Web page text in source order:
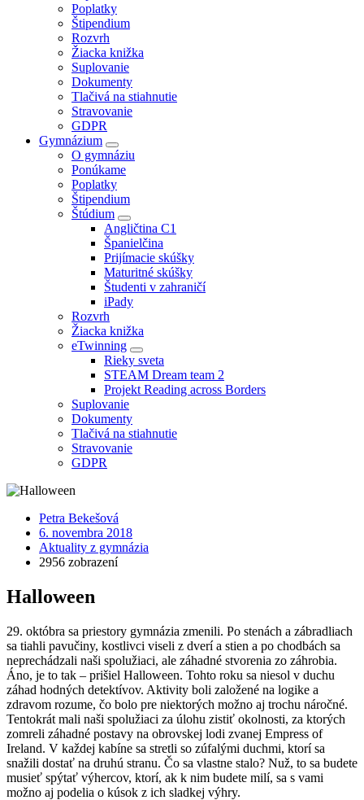
Poplatky
Štipendium
Rozvrh
Žiacka knižka
Suplovanie
Dokumenty
Tlačivá na stiahnutie
Stravovanie
GDPR
Gymnázium
O gymnáziu
Ponúkame
Poplatky
Štipendium
Štúdium
Angličtina C1
Španielčina
Prijímacie skúšky
Maturitné skúšky
Študenti v zahraničí
iPady
Rozvrh
Žiacka knižka
eTwinning
Rieky sveta
STEAM Dream team 2
Projekt Reading across Borders
Suplovanie
Dokumenty
Tlačivá na stiahnutie
Stravovanie
GDPR
Petra Bekešová
6. novembra 2018
Aktuality z gymnázia
2956 zobrazení
Halloween
29. októbra sa priestory gymnázia zmenili. Po stenách a zábradliach
sa tiahli pavučiny, kostlivci viseli z dverí a stien a po chodbách sa
neprechádzali naši spolužiaci, ale záhadné stvorenia zo záhrobia.
Áno, je to tak – prišiel Halloween. Tohto roku sa niesol v duchu
záhad hodných detektívov. Aktivity boli založené na logike a
zdravom rozume, čo bolo pre niektorých možno aj trochu náročné.
Tentokrát mali naši spolužiaci za úlohu zistiť okolnosti, za ktorých
zomreli záhadné postavy na obrovskej lodi zvanej Empress of
Ireland. V každej kabíne sa stretli so zúfalými duchmi, ktorí sa
snažili dostať na druhú stranu. Čo sa vlastne stalo? Nuž, to sa budete
musieť spýtať výhercov, ktorí, ak k nim budete milí, sa s vami
možno aj podelia o kúsok z ich sladkej výhry.